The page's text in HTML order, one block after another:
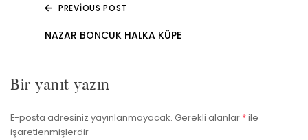
PREVIOUS POST
NAZAR BONCUK HALKA KÜPE
Bir yanıt yazın
E-posta adresiniz yayınlanmayacak. Gerekli alanlar *ile
işaretlenmişlerdir